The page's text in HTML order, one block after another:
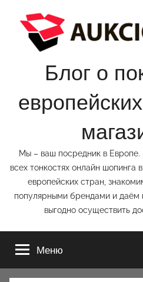
содержимому
Блог о
Мы – ваш посредник в
всех тонкостях онлайн шопинга
европейских стран,
популярными брендами и даём
выгодно осуществить
Меню